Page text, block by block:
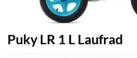
Puky LR 1 L Laufrad